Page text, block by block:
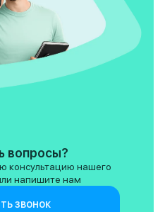
вопросы?
консультацию нашего
напишите нам
звонок